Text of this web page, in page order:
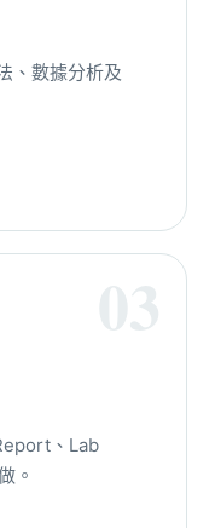
、數據分析及
、Lab
。